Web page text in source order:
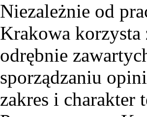
Niezależnie od
Krakowa korzysta
odrębnie
sporządzaniu
zakres i charakter